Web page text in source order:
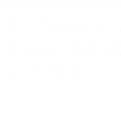
– Hunderttausende Opfer
zu Apple